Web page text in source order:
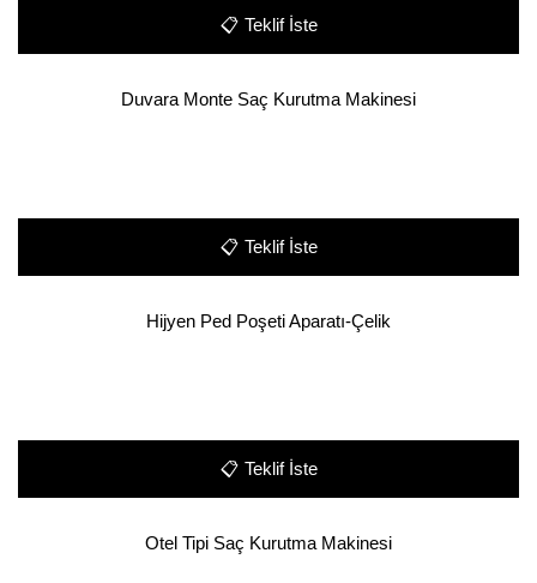
📋 Teklif İste
Duvara Monte Saç Kurutma Makinesi
📋 Teklif İste
Hijyen Ped Poşeti Aparatı-Çelik
📋 Teklif İste
Otel Tipi Saç Kurutma Makinesi